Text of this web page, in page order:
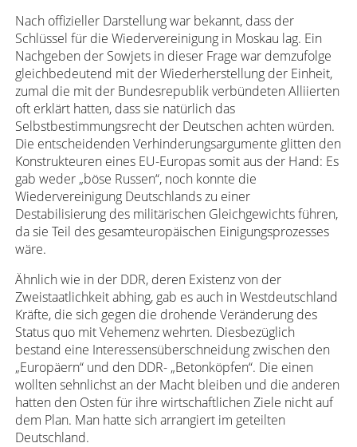
Nach offizieller Darstellung war bekannt, dass der
Schlüssel für die Wiedervereinigung in Moskau lag. Ein
Nachgeben der Sowjets in dieser Frage war demzufolge
gleichbedeutend mit der Wiederherstellung der Einheit,
zumal die mit der Bundesrepublik verbündeten Alliierten
oft erklärt hatten, dass sie natürlich das
Selbstbestimmungsrecht der Deutschen achten würden.
Die entscheidenden Verhinderungsargumente glitten den
Konstrukteuren eines EU-Europas somit aus der Hand: Es
gab weder „böse Russen“, noch konnte die
Wiedervereinigung Deutschlands zu einer
Destabilisierung des militärischen Gleichgewichts führen,
da sie Teil des gesamteuropäischen Einigungsprozesses
wäre.
Ähnlich wie in der DDR, deren Existenz von der
Zweistaatlichkeit abhing, gab es auch in Westdeutschland
Kräfte, die sich gegen die drohende Veränderung des
Status quo mit Vehemenz wehrten. Diesbezüglich
bestand eine Interessensüberschneidung zwischen den
„Europäern“ und den DDR- „Betonköpfen“. Die einen
wollten sehnlichst an der Macht bleiben und die anderen
hatten den Osten für ihre wirtschaftlichen Ziele nicht auf
dem Plan. Man hatte sich arrangiert im geteilten
Deutschland.